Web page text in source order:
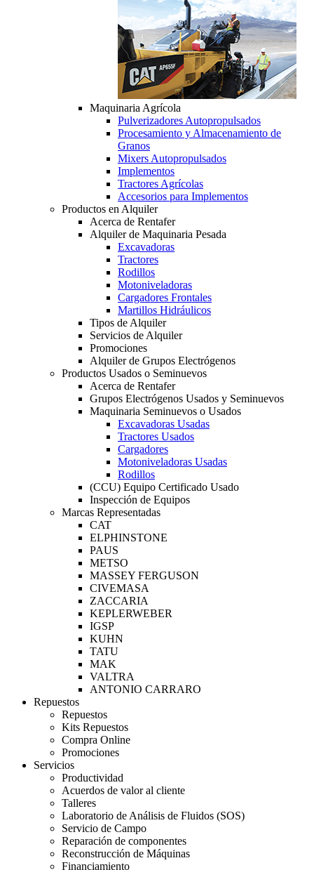
Maquinaria Agrícola
Pulverizadores Autopropulsados
Procesamiento y Almacenamiento de
Granos
Mixers Autopropulsados
Implementos
Tractores Agrícolas
Accesorios para Implementos
Productos en Alquiler
Acerca de Rentafer
Alquiler de Maquinaria Pesada
Excavadoras
Tractores
Rodillos
Motoniveladoras
Cargadores Frontales
Martillos Hidráulicos
Tipos de Alquiler
Servicios de Alquiler
Promociones
Alquiler de Grupos Electrógenos
Productos Usados o Seminuevos
Acerca de Rentafer
Grupos Electrógenos Usados y Seminuevos
Maquinaria Seminuevos o Usados
Excavadoras Usadas
Tractores Usados
Cargadores
Motoniveladoras Usadas
Rodillos
(CCU) Equipo Certificado Usado
Inspección de Equipos
Marcas Representadas
CAT
ELPHINSTONE
PAUS
METSO
MASSEY FERGUSON
CIVEMASA
ZACCARIA
KEPLERWEBER
IGSP
KUHN
TATU
MAK
VALTRA
ANTONIO CARRARO
Repuestos
Repuestos
Kits Repuestos
Compra Online
Promociones
Servicios
Productividad
Acuerdos de valor al cliente
Talleres
Laboratorio de Análisis de Fluidos (SOS)
Servicio de Campo
Reparación de componentes
Reconstrucción de Máquinas
Financiamiento